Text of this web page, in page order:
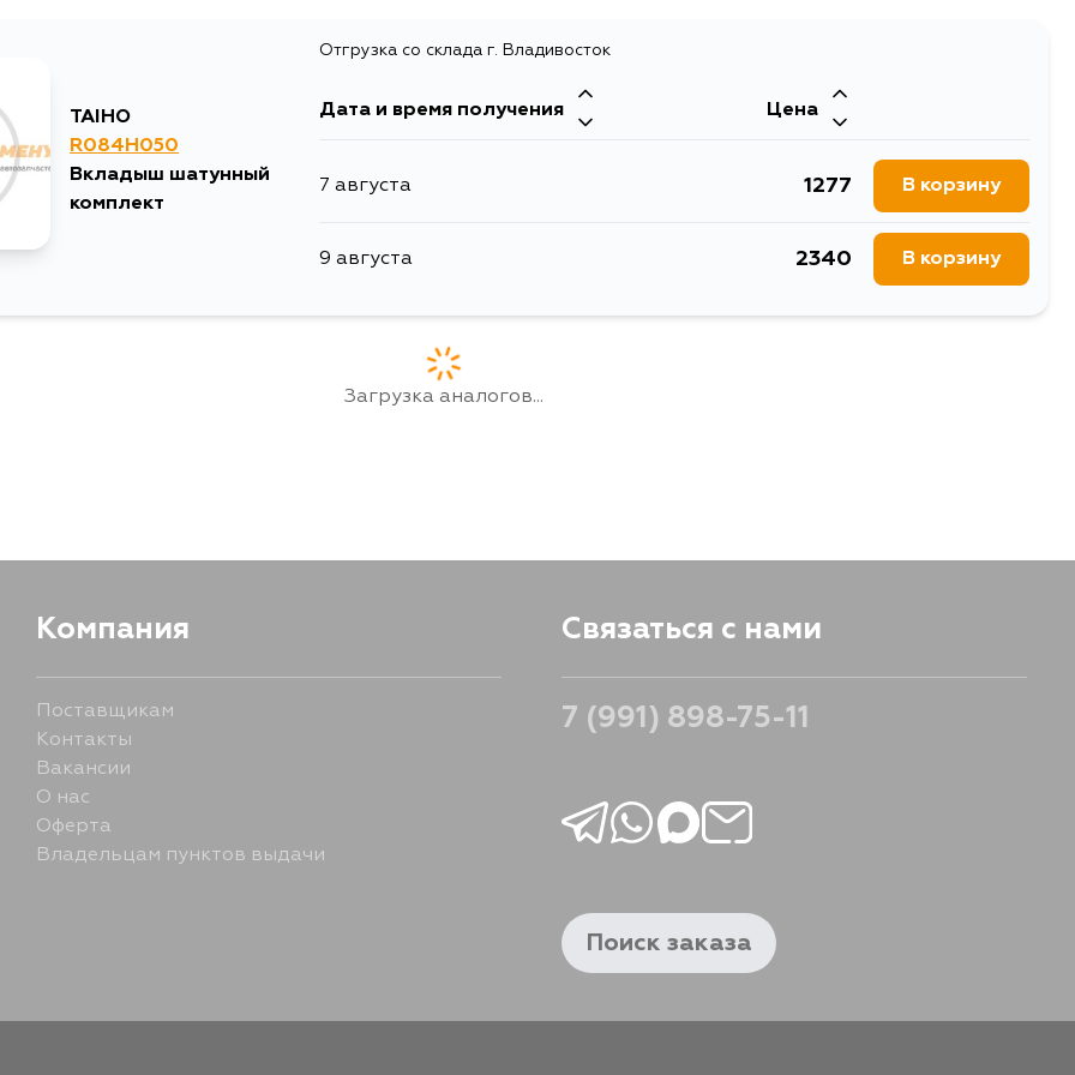
TAIHO
R084H050
Вкладыш шатунный
комплект
Отгрузка со склада г. Владивосток
Дата и время получения Цена
7 августа 1277 В корзину
9 августа 2340 В корзину
Загрузка аналогов...
Компания
Поставщикам
Контакты
Вакансии
О нас
Оферта
Владельцам пунктов выдачи
Связаться с нами
7 (991) 898-75-11
Поиск заказа